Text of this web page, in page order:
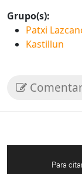
Grupo(s):
Patxi
Kastillun
Para